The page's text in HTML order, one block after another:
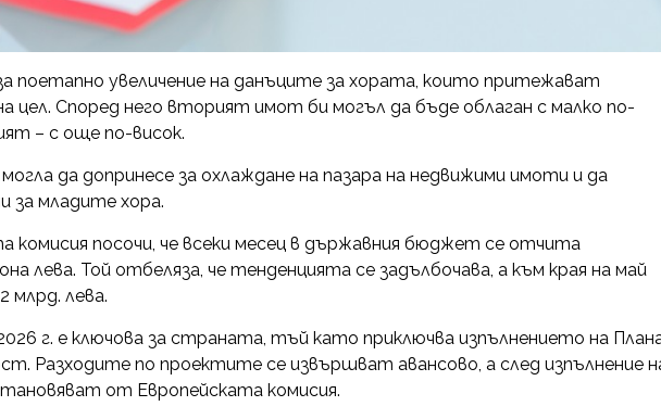
поетапно увеличение на данъците за хората, които притежават
цел. Според него вторият имот би могъл да бъде облаган с малко по-
– с още по-висок.
да допринесе за охлаждане на пазара на недвижими имоти и да
за младите хора.
посочи, че всеки месец в държавния бюджет се отчита
лева. Той отбеляза, че тенденцията се задълбочава, а към края на май
млрд. лева.
г. е ключова за страната, тъй като приключва изпълнението на
Разходите по проектите се извършват авансово, а след изпълнение
от Европейската комисия.